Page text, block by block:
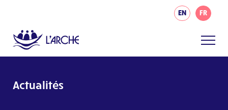
EN FR
Actualités